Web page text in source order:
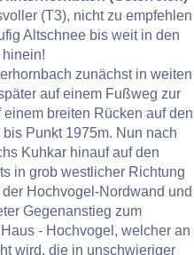
(T3), nicht zu empfehlen
Altschnee bis weit in den
hinein!
zunächst in weiten
auf einem Fußweg zur
breiten Rücken auf den
Punkt 1975m. Nun nach
Kuhkar hinauf auf den
in grob westlicher Richtung
Hochvogel-Nordwand und
Gegenanstieg zum
- Hochvogel, welcher an
wird, die in unschwieriger